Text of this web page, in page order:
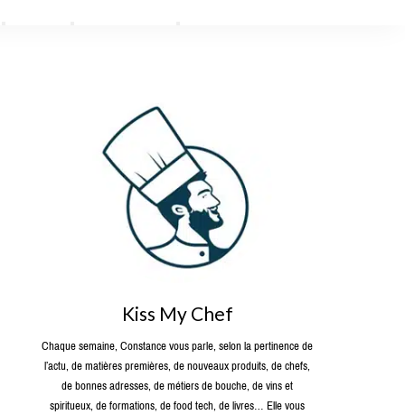
Kiss My Chef
Chaque semaine, Constance vous parle, selon la pertinence de
l’actu, de matières premières, de nouveaux produits, de chefs,
de bonnes adresses, de métiers de bouche, de vins et
spiritueux, de formations, de food tech, de livres… Elle vous